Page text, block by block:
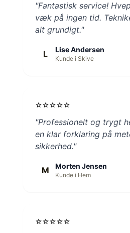
"Fantastisk service!
væk på ingen tid.
alt grundigt."
L Lise Andersen
Kunde i Skive
starstarstarstarstar
"Professionelt og trygt
en klar forklaring på
sikkerhed."
M Morten Jensen
Kunde i Hem
starstarstarstarstar